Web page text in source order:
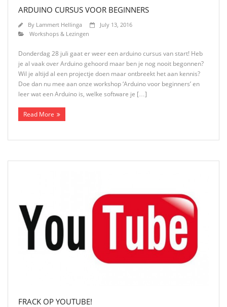
ARDUINO CURSUS VOOR BEGINNERS
By Lammert Hellinga
July 13, 2016
Workshops & Lezingen
Donderdag 28 juli gaat er weer een arduino cursus van start! Heb
je al vaak over Arduino gehoord maar ben je nog nooit begonnen?
Wil je altijd al een projectje doen maar ontbreekt het aan kennis?
Doe dan nu mee aan onze workshop ‘Arduino voor beginners’ en
leer wat een Arduino is, welke software je […]
Read More
FRACK OP YOUTUBE!